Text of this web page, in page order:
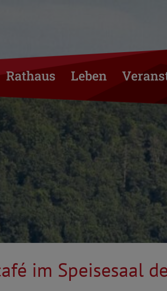
Rathaus Leben
im Speisesaal